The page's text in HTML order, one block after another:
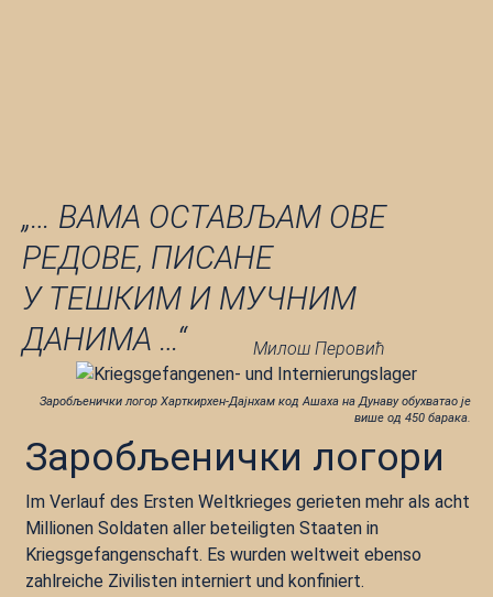
„… ВАМА ОСТАВЉАМ ОВЕ
РЕДОВЕ, ПИСАНЕ
У ТЕШКИМ И МУЧНИМ
ДАНИМА …“
Милош Перовић
Заробљенички логор Харткирхен-Дајнхам код Ашаха на Дунаву обухватао је
више од 450 барака.
Заробљенички логори
Im Verlauf des Ersten Weltkrieges gerieten mehr als acht
Millionen Soldaten aller beteiligten Staaten in
Kriegsgefangenschaft. Es wurden weltweit ebenso
zahlreiche Zivilisten interniert und konfiniert.